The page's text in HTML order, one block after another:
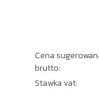
Cena
brutto:
Stawka vat: